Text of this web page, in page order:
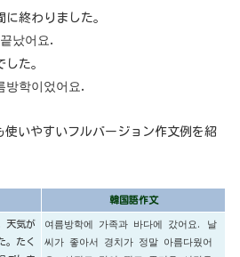
終わりました。
났어요.
た。
학이었어요.
使いやすいフルバージョン作文例を紹
韓国語作文
天気が
。たく
여름방학에 가족과 바다에 갔어요. 날
씨가 좋아서 경치가 정말 아름다웠어